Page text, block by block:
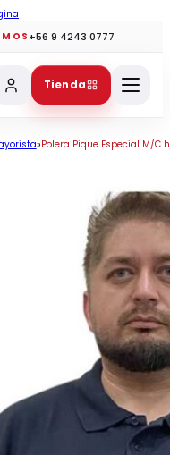
+56 9 4243 0777
Tienda
Polera Pique Especial M/C